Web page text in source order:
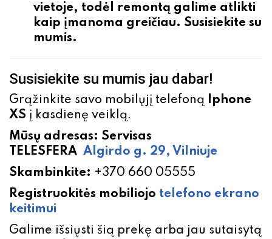
vietoje, todėl remontą galime atlikti
kaip įmanoma greičiau. Susisiekite su
mumis.
Susisiekite su mumis jau dabar!
Grąžinkite savo mobilųjį telefoną Iphone
XS į kasdienę veiklą.
Mūsų adresas: Servisas
TELESFERA Algirdo g. 29, Vilniuje
Skambinkite: +370 660 05555
Registruokitės mobiliojo telefono ekrano
keitimui
Galime išsiųsti šią prekę arba jau sutaisytą